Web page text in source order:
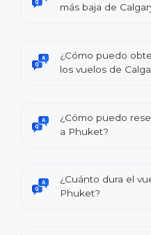
más baja de
¿Cómo puedo
los vuelos de
¿Cómo puedo
a Phuket?
¿Cuánto dura el
Phuket?